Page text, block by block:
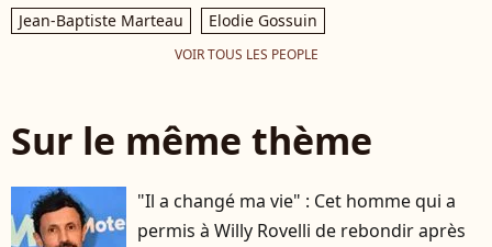
Jean-Baptiste Marteau
Elodie Gossuin
VOIR TOUS LES PEOPLE
Sur le même thème
"Il a changé ma vie" : Cet homme qui a
permis à Willy Rovelli de rebondir après